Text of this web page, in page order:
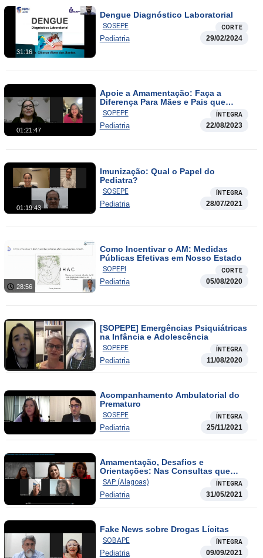
31:16
Dengue Diagnóstico Laboratorial
SOSEPE CORTE
Pediatria 29/02/2024
01:21:47
Apoie a Amamentação: Faça a
Diferença Para Mães e Pais que
Trabalham
SOPEPE ÍNTEGRA
Pediatria 22/08/2023
01:19:43
Imunização: Qual o Papel do
Pediatra?
SOSEPE ÍNTEGRA
Pediatria 28/07/2021
28:56
Como Incentivar o AM: Medidas
Públicas Efetivas em Nosso Estado
SOPEPI CORTE
Pediatria 05/08/2020
[SOPEPE] Emergências Psiquiátricas
na Infância e Adolescência
SOPEPE ÍNTEGRA
Pediatria 11/08/2020
Acompanhamento Ambulatorial do
Prematuro
SOSEPE ÍNTEGRA
Pediatria 25/11/2021
Amamentação, Desafios e
Orientações: Nas Consultas que
Precedem a Introdução da
Alimentação Complementar
SAP (Alagoas) ÍNTEGRA
Pediatria 31/05/2021
Fake News sobre Drogas Lícitas
SOBAPE ÍNTEGRA
Pediatria 09/09/2021